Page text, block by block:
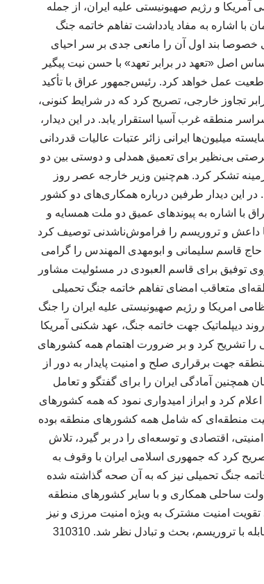
و رژیم صهیونیستی علیه ایران، از جمله
با اشاره به مفاد یادداشت تفاهم خاتمه جنگ
خصوصا بند اول آن را مانعی جدی بر سر احیای
اصل «تعهد در برابر تعهد» با حسن نیت پیگیر
عمل خواهد کرد. رئیس‌جمهور عراق با تأکید
تجاوز خارجی، تصریح کرد که در شرایط کنونی،
منطقه غرب آسیا استقرار یابد. در این دیدار،
میلیون‌ها ایرانی زائر عتبات عالیات قدردانی
بی‌نظیر برای تعمیق همدلی و دوستی بین دو
تشکر کرد. هم‌چنین وزیر خارجه عصر روز
در این دیدار طرفین درباره همکاری‌های دو کشور
با اشاره به پیوندهای عمیق دو ملت همسایه و
داعش و تروریسم را فراموش‌ناشدنی توصیف کرد
قاسم سلیمانی و ابومهدی المهندس را گرامی
توفیق برای قاسم العبودی در مسئولیت مشاور
متعاقب امضای تفاهم خاتمه جنگ تحمیلی
امریکا و رژیم صهیونیستی علیه ایران را جنگ
دیپلماتیک جهت خاتمه جنگ، عهد شکنی آمریکا
را تشریح کرد و بر ضرورت اهتمام همه کشورهای
جهت برقراری صلح و امنیت پایدار به دور از
آمادگی ایران را برای گفتگو و تعامل
کرد و ابراز امیدواری نمود که همه کشورهای
منطقه‌ای که شامل همه کشورهای منطقه بوده
اقتصادی و توسعه‌ای را در بر گیرد، تلاش
کرد که جمهوری اسلامی ایران با وقوف به
است و طبق بند ۵ یادداشت تفاهم خاتمه جنگ تحمیلی نیز که به آن صحه گذاشته شده
دولت ساحلی همکاری و با سایر کشورهای منطقه
تقویت امنیت مشترک به ویژه امنیت مرزی و نیز
تروریسم، بحث و تبادل نظر شد. 310310